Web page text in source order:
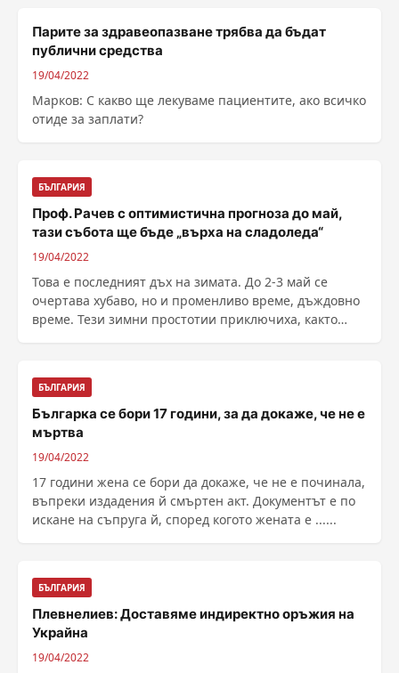
Парите за здравеопазване трябва да бъдат
публични средства
19/04/2022
Марков: С какво ще лекуваме пациентите, ако всичко
отиде за заплати?
БЪЛГАРИЯ
Проф. Рачев с оптимистична прогноза до май,
тази събота ще бъде „върха на сладоледа“
19/04/2022
Това е последният дъх на зимата. До 2-3 май се
очертава хубаво, но и променливо време, дъждовно
време. Тези зимни простотии приключиха, както
БЪЛГАРИЯ
Българка се бори 17 години, за да докаже, че не е
мъртва
19/04/2022
17 години жена се бори да докаже, че не е починала,
въпреки издадения й смъртен акт. Документът е по
искане на съпруга й, според когото жената е ......
БЪЛГАРИЯ
Плевнелиев: Доставяме индиректно оръжия на
Украйна
19/04/2022